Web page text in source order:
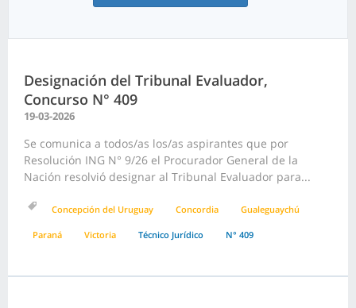
Designación del Tribunal Evaluador,
Concurso N° 409
19-03-2026
Se comunica a todos/as los/as aspirantes que por
Resolución ING N° 9/26 el Procurador General de la
Nación resolvió designar al Tribunal Evaluador para...
Concepción del Uruguay Concordia Gualeguaychú
Paraná Victoria Técnico Jurídico N° 409